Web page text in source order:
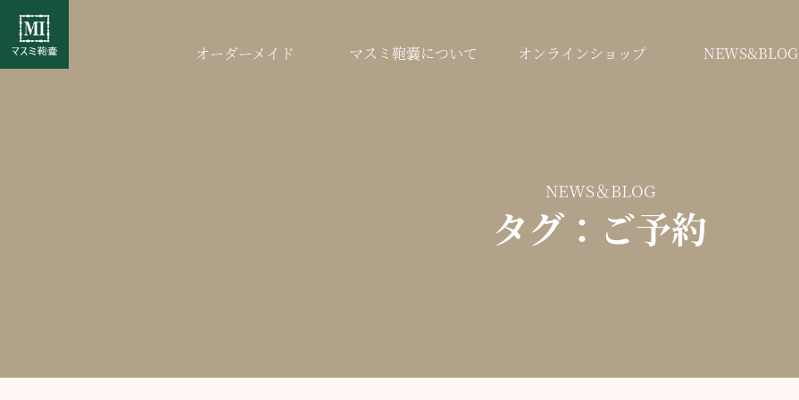
オーダーメイド マスミ鞄嚢について オンラインショップ NEWS&BLOG
NEWS＆BLOG
タグ：ご予約